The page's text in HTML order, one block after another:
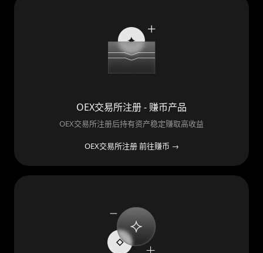
OEX交易所注册 - 赚币产品
OEX交易所注册后持有资产稳定赚取高收益
OEX交易所注册 前往赚币 →